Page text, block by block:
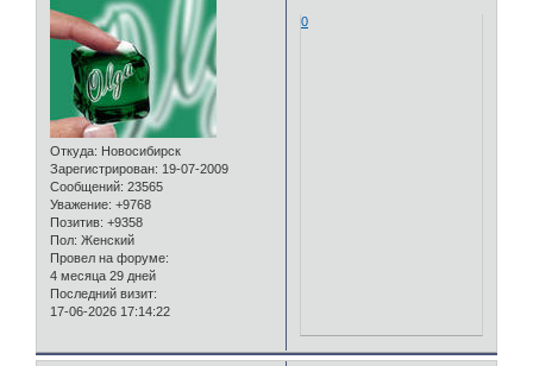
Откуда: Новосибирск
Зарегистрирован: 19-07-2009
Сообщений: 23565
Уважение: +9768
Позитив: +9358
Пол: Женский
Провел на форуме:
4 месяца 29 дней
Последний визит:
17-06-2026 17:14:22
0